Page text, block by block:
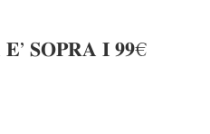
𝐒𝐎𝐏𝐑𝐀 𝐈 𝟗𝟗€